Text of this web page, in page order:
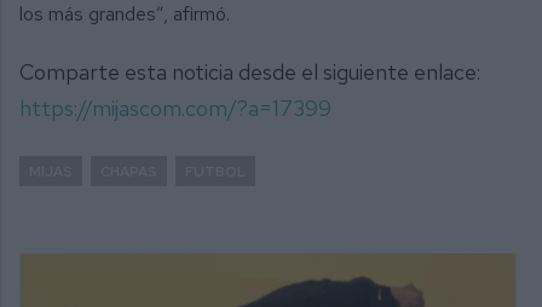
los más grandes”, afirmó.
Comparte esta noticia desde el siguiente enlace:
https://mijascom.com/?a=17399